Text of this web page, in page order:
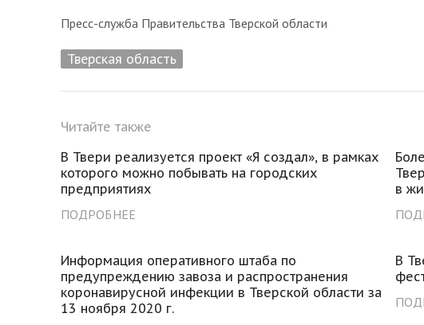
Пресс-служба Правительства Тверской области
Тверская область
Читайте также
В Твери реализуется проект «Я создал», в рамках
которого можно побывать на городских
предприятиях
ПОДРОБНЕЕ
в
Информация оперативного штаба по
предупреждению завоза и распространения
коронавирусной инфекции в Тверской области за
13 ноября 2020 г.
В